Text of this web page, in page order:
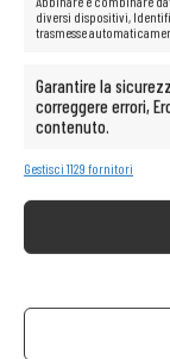
diversi dispositivi,
trasmesse
Garantire la
correggere errori,
contenuto.
Gestisci 1129 fornitori